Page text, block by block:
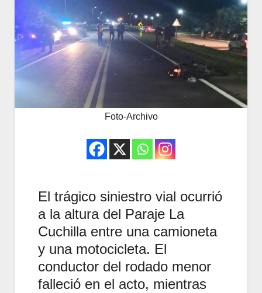
Foto-Archivo
El trágico siniestro vial ocurrió
a la altura del Paraje La
Cuchilla entre una camioneta
y una motocicleta. El
conductor del rodado menor
falleció en el acto, mientras